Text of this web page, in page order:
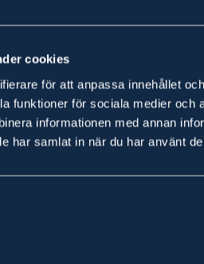
cookies
för att anpassa innehållet
funktioner för sociala medier och
informationen med annan
har samlat in när du har använt
del av (Skifte 2, 4)